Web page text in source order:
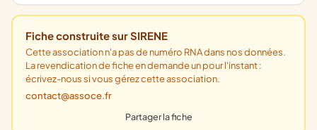
Fiche construite sur SIRENE
Cette association n'a pas de numéro RNA dans nos données.
La revendication de fiche en demande un pour l'instant :
écrivez-nous si vous gérez cette association.
contact@assoce.fr
Partager la fiche